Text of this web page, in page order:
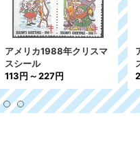
アメリカ 1960年 クリ
スマスシール
158円